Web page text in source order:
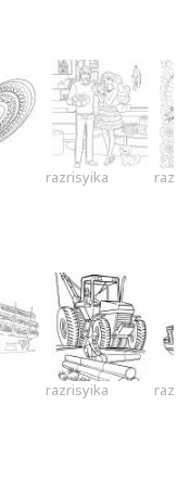
razrisyika
razrisyika